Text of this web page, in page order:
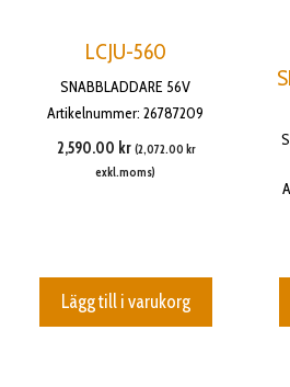
LCJU-560
SNABBLADDARE 56V
Artikelnummer: 26787209
2,590.00 kr (2,072.00 kr
exkl.moms)
Lägg till i varukorg